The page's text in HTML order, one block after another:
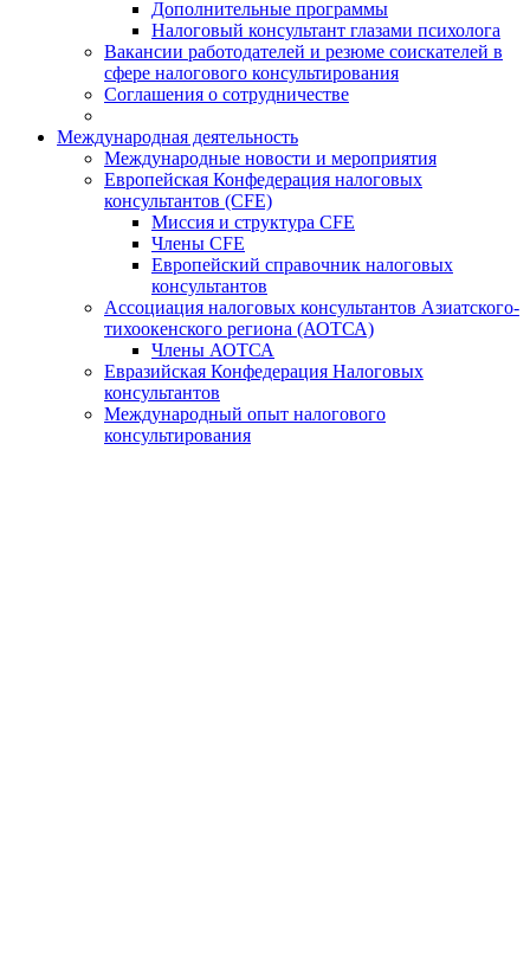
Дополнительные программы
Налоговый консультант глазами психолога
Вакансии работодателей и резюме соискателей в
сфере налогового консультирования
Соглашения о сотрудничестве
Международная деятельность
Международные новости и мероприятия
Европейская Конфедерация налоговых
консультантов (CFE)
Миссия и структура CFE
Члены CFE
Европейский справочник налоговых
консультантов
Ассоциация налоговых консультантов Азиатского-
тихоокенского региона (АОТСА)
Члены АОТСА
Евразийская Конфедерация Налоговых
консультантов
Международный опыт налогового
консультирования